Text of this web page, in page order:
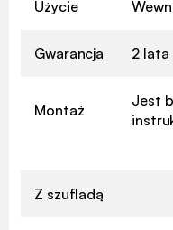
Użycie
Gwarancja 2 lata
Montaż
Jest
Z szufladą